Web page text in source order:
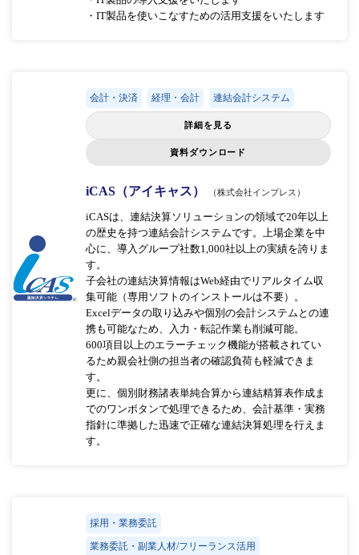
・IT製品を使いこなすための活用支援をいたします
会計・決済 経理・会計 連結会計システム
詳細を見る
資料ダウンロード
iCAS（アイキャス） （株式会社インプレス）
iCASは、連結決算ソリューションの領域で20年以上
の歴史を持つ連結会計システムです。上場企業を中
心に、導入グループ社数1,000社以上の実績を誇りま
す。
子会社の連結決算情報はWeb経由でリアルタイム収
集可能（専用ソフトのインストールは不要）。
Excelデータの取り込みや個別の会計システムとの連
携も可能なため、入力・転記作業も削減可能。
600項目以上のエラーチェック機能が搭載されてい
るため親会社側の担当者の確認負荷も軽減できま
す。
更に、個別財務諸表単純合算から連結精算表作成ま
でのワンボタンで処理できるため、会計基準・実務
指針に準拠した迅速で正確な連結決算処理を行えま
す。
採用・業務委託
業務委託・副業人材/フリーランス活用